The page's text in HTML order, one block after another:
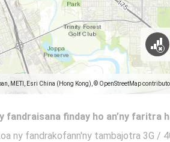
METI, Esri China (Hong Kong), © OpenStreetMap
fandraisana finday ho an’ny faritra
ny fandrakofann'ny tambajotra 3G /